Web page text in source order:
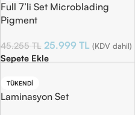
Full 7’li Set Microblading
Pigment
45.255TL 25.999 TL (KDV dahil)
Sepete Ekle
TÜKENDI
Laminasyon Set